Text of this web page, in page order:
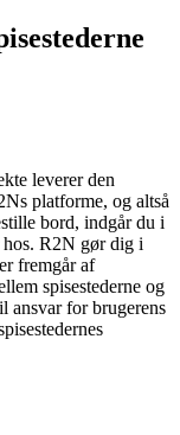
leverer den
platforme, og altså
bord, indgår du i
hos. R2N gør dig i
fremgår af
spisestederne og
ansvar for brugerens